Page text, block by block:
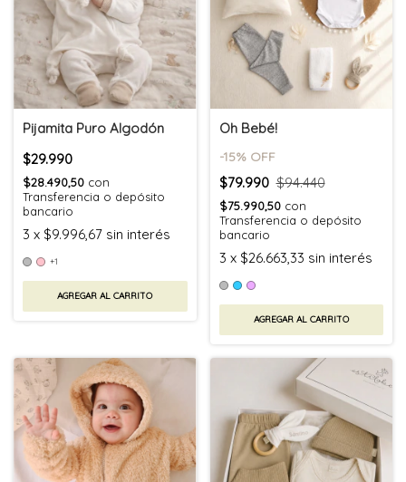
Pijamita Puro Algodón
$29.990
$28.490,50 con
Transferencia o depósito
bancario
3 x $9.996,67 sin interés
+1
AGREGAR AL CARRITO
Oh Bebé!
-15% OFF
$79.990 $94.440
$75.990,50 con
Transferencia o depósito
bancario
3 x $26.663,33 sin interés
AGREGAR AL CARRITO